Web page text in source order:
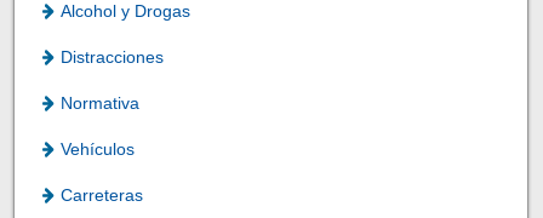
Alcohol y Drogas
Distracciones
Normativa
Vehículos
Carreteras